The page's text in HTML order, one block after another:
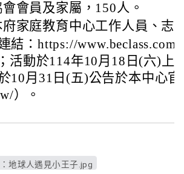
會員及家屬，150人。
府家庭教育中心工作人員、志
結：https://
活動於114年10月18日(六)上
10月31日(五)公告於本中心
）。
地球人遇見小王子.jpg